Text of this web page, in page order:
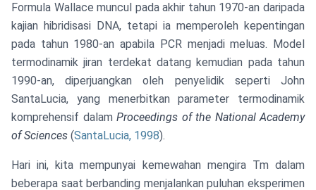
Formula Wallace muncul pada akhir tahun 1970-an daripada
kajian hibridisasi DNA, tetapi ia memperoleh kepentingan
pada tahun 1980-an apabila PCR menjadi meluas. Model
termodinamik jiran terdekat datang kemudian pada tahun
1990-an, diperjuangkan oleh penyelidik seperti John
SantaLucia, yang menerbitkan parameter termodinamik
komprehensif dalam Proceedings of the National Academy
of Sciences (SantaLucia, 1998).
Hari ini, kita mempunyai kemewahan mengira Tm dalam
beberapa saat berbanding menjalankan puluhan eksperimen